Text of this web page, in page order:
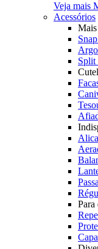
Veja mais
Acessórios
Mais
Split
Para